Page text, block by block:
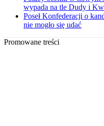
wypada na tle Dudy i
Poseł Konfederacji o
nie mogło się udać
Promowane treści